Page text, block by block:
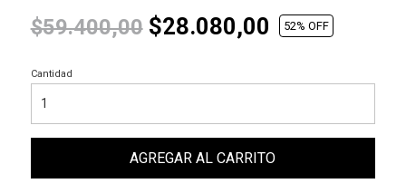
$59.400,00$28.080,00 52% OFF
Cantidad
AGREGAR AL CARRITO